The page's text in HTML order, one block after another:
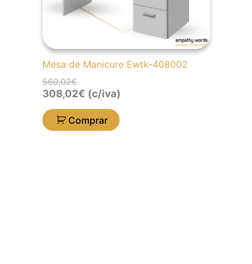
Mesa de Manicure Ewtk-408002
560,02€
308,02€ (c/iva)
Comprar